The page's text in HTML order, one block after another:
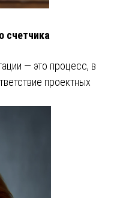
счетчика
— это процесс, в
проектных